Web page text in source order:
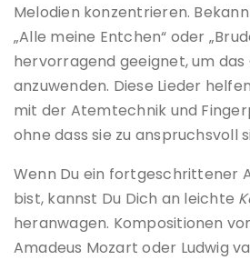
Melodien konzentrieren.
„Alle meine Entchen“ oder
hervorragend geeignet, um
anzuwenden. Diese Lieder
mit der Atemtechnik und
ohne dass sie zu anspruchsvoll
Wenn Du ein fortgeschrittener
bist, kannst Du Dich an leichte
heranwagen. Kompositionen
Amadeus Mozart oder Ludwig